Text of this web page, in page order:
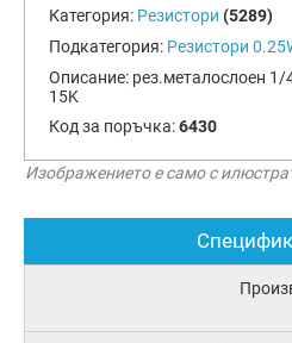
Категория: Резистори (5289)
Подкатегория: Резистори
Описание: рез.металослоен 1/
15K
Код за поръчка:6430
Изображението е само с